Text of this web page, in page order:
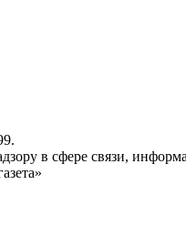
в сфере связи,